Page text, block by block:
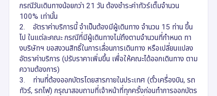
กรณีวันเดินทางน้อยกว่า 21 วัน ต้องชำระค่าทัวร์เต็มจำนวน
100% เท่านั้น
2. อัตราค่าบริการนี้ จำเป็นต้องมีผู้เดินทาง จำนวน 15 ท่าน ขึ้น
ไป ในแต่ละคณะ กรณีที่มีผู้เดินทางไม่ถึงตามจำนวนที่กำหนด ทา
งบริษัทฯ ขอสงวนสิทธิ์ในการเลื่อนการเดินทาง หรือเปลี่ยนแปลง
อัตราค่าบริการ (ปรับราคาเพิ่มขึ้น เพื่อให้คณะได้ออกเดินทาง ตาม
ความต้องการ)
3. ท่านที่ต้องออกบัตรโดยสารภายในประเทศ (ตั๋วเครื่องบิน, รถ
ทัวร์, รถไฟ) กรุณาสอบถามที่เจ้าหน้าที่ทุกครั้งก่อนทำการออกบัตร